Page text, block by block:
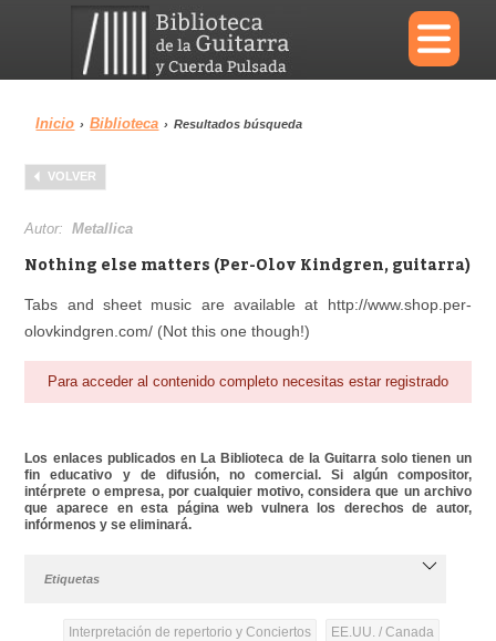
×
Menu
Biblioteca
Área personal
Inicio › Biblioteca › Resultados búsqueda
VOLVER
Autor:Metallica
Nothing else matters (Per-Olov Kindgren, guitarra)
Tabs and sheet music are available at http://www.shop.per-
olovkindgren.com/ (Not this one though!)
Para acceder al contenido completo necesitas estar registrado
Los enlaces publicados en La Biblioteca de la Guitarra solo tienen un
fin educativo y de difusión, no comercial. Si algún compositor,
intérprete o empresa, por cualquier motivo, considera que un archivo
que aparece en esta página web vulnera los derechos de autor,
infórmenos y se eliminará.
Etiquetas
Interpretación de repertorio y Conciertos EE.UU. / Canada